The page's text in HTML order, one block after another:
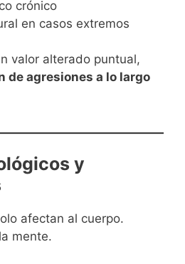
crónico
en casos extremos
valor alterado puntual,
de agresiones a lo largo
y
afectan al cuerpo.
mente.